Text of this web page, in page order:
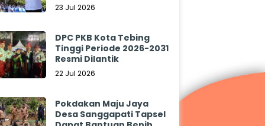
23 Jul 2026
DPC PKB Kota Tebing
Tinggi Periode 2026-2031
Resmi Dilantik
22 Jul 2026
Pokdakan Maju Jaya
Desa Sanggapati Tapsel